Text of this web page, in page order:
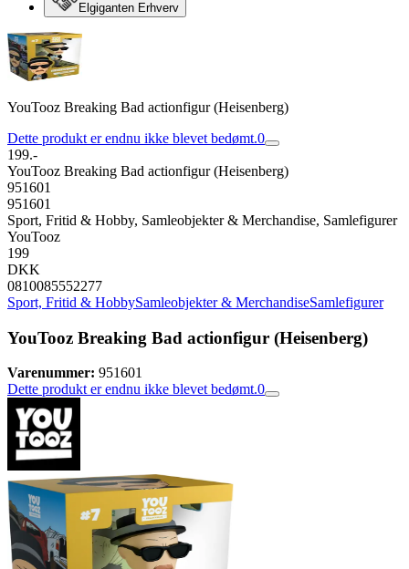
Elgiganten Erhverv
YouTooz Breaking Bad actionfigur (Heisenberg)
Dette produkt er endnu ikke blevet bedømt.0
199.-
YouTooz Breaking Bad actionfigur (Heisenberg)
951601
951601
Sport, Fritid & Hobby, Samleobjekter & Merchandise, Samlefigurer
YouTooz
199
DKK
0810085552277
Sport, Fritid & HobbySamleobjekter & MerchandiseSamlefigurer
YouTooz Breaking Bad actionfigur (Heisenberg)
Varenummer: 951601
Dette produkt er endnu ikke blevet bedømt.0